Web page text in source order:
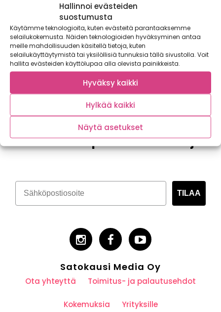
Hallinnoi evästeiden
suostumusta
Käytämme teknologioita, kuten evästeitä parantaaksemme
selailukokemusta. Näiden teknologioiden hyväksyminen antaa
meille mahdollisuuden käsitellä tietoja, kuten
selailukäyttäytymistä tai yksilöllisiä tunnuksia tällä sivustolla. Voit
hallita evästeiden käyttölupaa alla olevista painikkeista.
Hyväksy kaikki
Hylkää kaikki
Näytä asetukset
Kaupallinen yhteistyö: Visit Åland Tiedätkö sinä miksi
saariston juustot ovat usein voimakkaamman makuisia?...
Tilaa kasvispitoinen uutiskirje
TILAA
Satokausi Media Oy
Ota yhteyttä Toimitus- ja palautusehdot
Kokemuksia Yrityksille